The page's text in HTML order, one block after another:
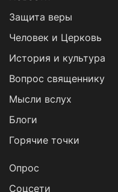
Защита веры
Человек и Церковь
История и культура
Вопрос священнику
Мысли вслух
Блоги
Горячие точки
Опрос
Cоцсети